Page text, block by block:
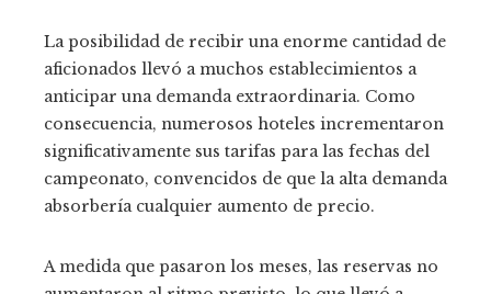
La posibilidad de recibir una enorme cantidad de
aficionados llevó a muchos establecimientos a
anticipar una demanda extraordinaria. Como
consecuencia, numerosos hoteles incrementaron
significativamente sus tarifas para las fechas del
campeonato, convencidos de que la alta demanda
absorbería cualquier aumento de precio.
A medida que pasaron los meses, las reservas no